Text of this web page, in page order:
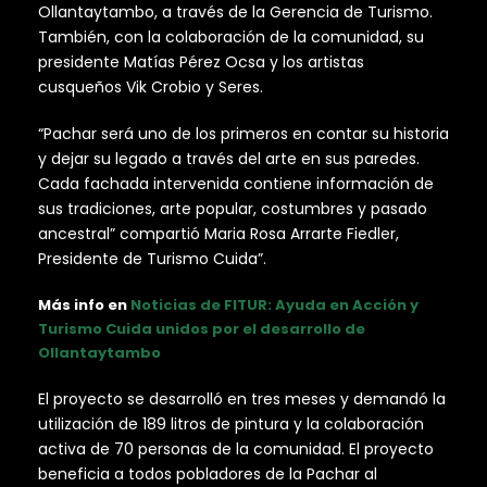
Ollantaytambo, a través de la Gerencia de Turismo.
También, con la colaboración de la comunidad, su
presidente Matías Pérez Ocsa y los artistas
cusqueños Vik Crobio y Seres.
“Pachar será uno de los primeros en contar su historia
y dejar su legado a través del arte en sus paredes.
Cada fachada intervenida contiene información de
sus tradiciones, arte popular, costumbres y pasado
ancestral” compartió Maria Rosa Arrarte Fiedler,
Presidente de Turismo Cuida”.
Más info en Noticias de FITUR: Ayuda en Acción y
Turismo Cuida unidos por el desarrollo de
Ollantaytambo
El proyecto se desarrolló en tres meses y demandó la
utilización de 189 litros de pintura y la colaboración
activa de 70 personas de la comunidad. El proyecto
beneficia a todos pobladores de la Pachar al